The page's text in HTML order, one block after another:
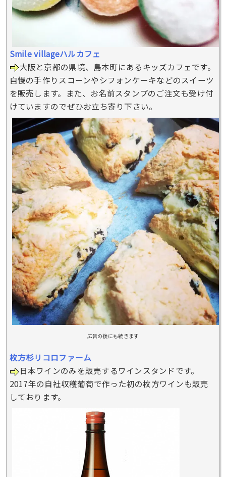
Smile villageハルカフェ
大阪と京都の県境、島本町にあるキッズカフェです。
自慢の手作りスコーンやシフォンケーキなどのスイーツ
を販売します。また、お名前スタンプのご注文も受け付
けていますのでぜひお立ち寄り下さい。
広告の後にも続きます
枚方杉リコロファーム
日本ワインのみを販売するワインスタンドです。
2017年の自社収穫葡萄で作った初の枚方ワインも販売
しております。